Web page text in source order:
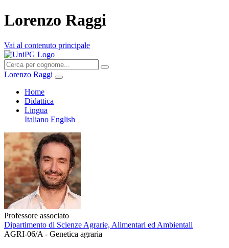
Lorenzo Raggi
Vai al contenuto principale
Lorenzo Raggi
Home
Didattica
Lingua
Italiano English
Professore associato
Dipartimento di Scienze Agrarie, Alimentari ed Ambientali
AGRI-06/A - Genetica agraria